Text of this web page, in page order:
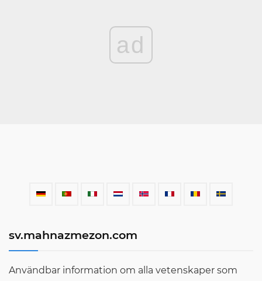
ad
sv.mahnazmezon.com
Användbar information om alla vetenskaper som